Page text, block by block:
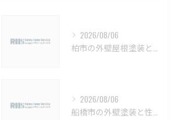
2026/08/06
2026/08/06